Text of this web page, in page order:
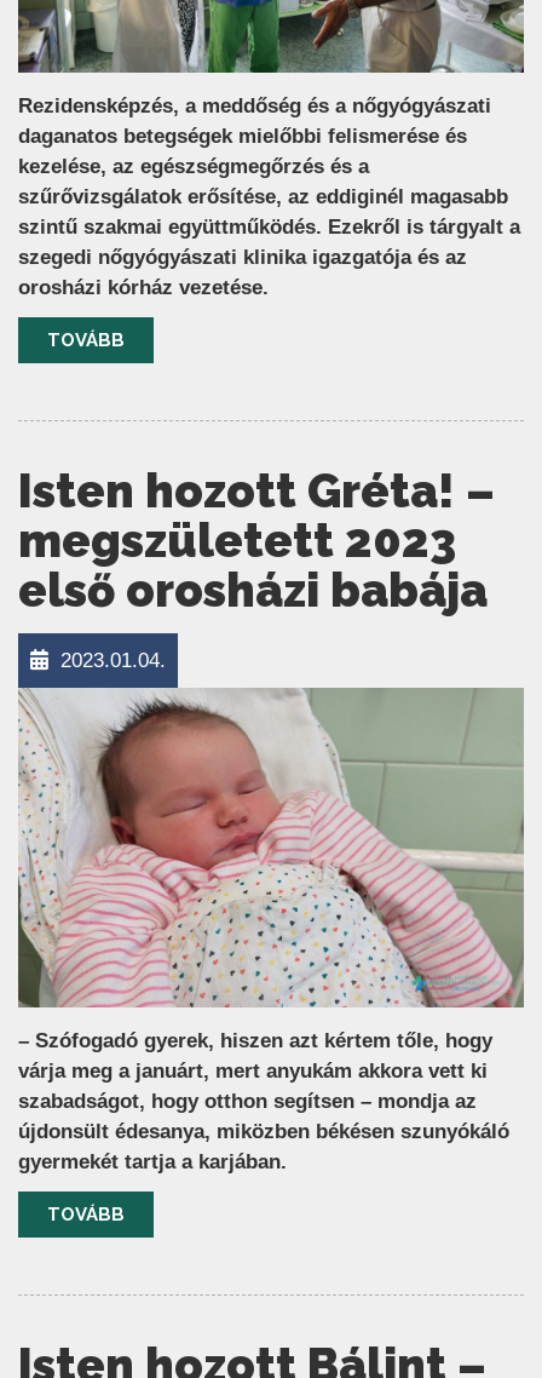
Rezidensképzés, a meddőség és a nőgyógyászati
daganatos betegségek mielőbbi felismerése és
kezelése, az egészségmegőrzés és a
szűrővizsgálatok erősítése, az eddiginél magasabb
szintű szakmai együttműködés. Ezekről is tárgyalt a
szegedi nőgyógyászati klinika igazgatója és az
orosházi kórház vezetése.
TOVÁBB
Isten hozott Gréta! –
megszületett 2023
első orosházi babája
2023.01.04.
– Szófogadó gyerek, hiszen azt kértem tőle, hogy
várja meg a januárt, mert anyukám akkora vett ki
szabadságot, hogy otthon segítsen – mondja az
újdonsült édesanya, miközben békésen szunyókáló
gyermekét tartja a karjában.
TOVÁBB
Isten hozott Bálint –